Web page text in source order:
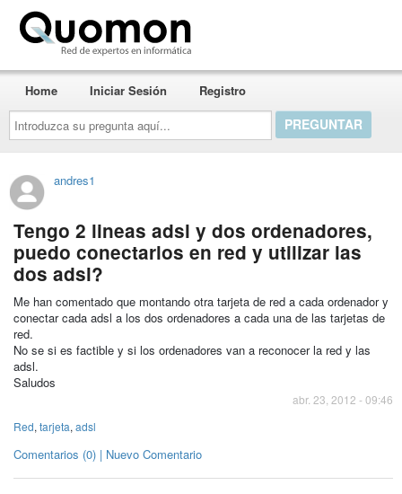
Introduzca
su
pregunta
aquí...
Home Iniciar Sesión Registro
andres1
Tengo 2 lineas adsl y dos ordenadores,
puedo conectarlos en red y utilizar las
dos adsl?
Me han comentado que montando otra tarjeta de red a cada ordenador y
conectar cada adsl a los dos ordenadores a cada una de las tarjetas de
red.
No se si es factible y si los ordenadores van a reconocer la red y las
adsl.
Saludos
abr. 23, 2012 - 09:46
Red, tarjeta, adsl
Comentarios (0) | Nuevo Comentario